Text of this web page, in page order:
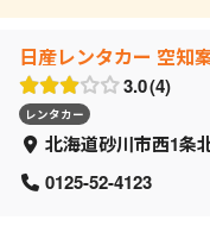
日産レンタカー 空知
3.0 4
レンタカー
北海道砂川市西1条
0125-52-4123